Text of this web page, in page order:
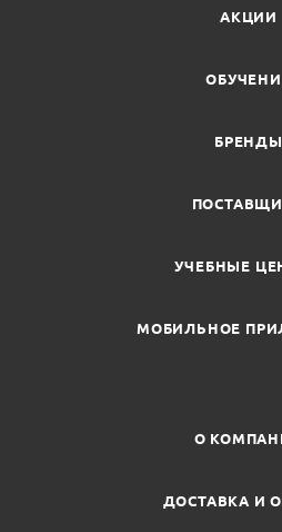
АКЦИИ
БРЕНДЫ
УЧЕБНЫЕ
МОБИЛЬНОЕ
О
ДОСТАВКА И